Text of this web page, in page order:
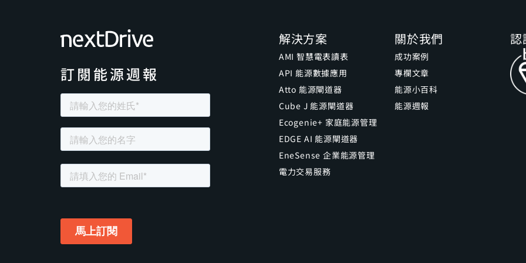
訂閱能源週報
解決方案
AMI 智慧電表讀表
API 能源數據應用
Atto 能源閘道器
Cube J 能源閘道器
Ecogenie+ 家庭能源管理
EDGE AI 能源閘道器
EneSense 企業能源管理
電力交易服務
關於我們
成功案例
專欄文章
能源小百科
能源週報
認